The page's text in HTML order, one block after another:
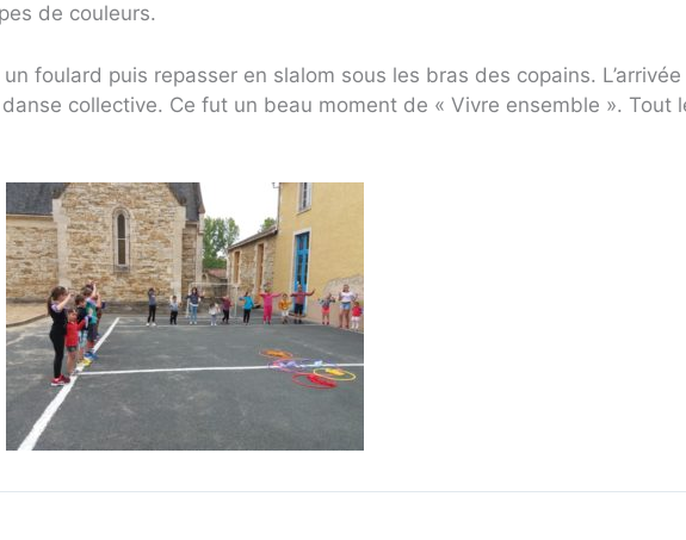
de couleurs.
foulard puis repasser en slalom sous les bras des copains.
collective. Ce fut un beau moment de « Vivre ensemble ». Tout